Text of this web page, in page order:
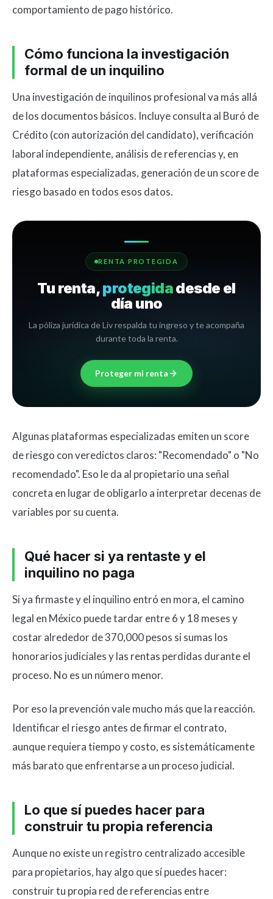
comportamiento de pago histórico.
Cómo funciona la investigación
formal de un inquilino
Una investigación de inquilinos profesional va más allá
de los documentos básicos. Incluye consulta al Buró de
Crédito (con autorización del candidato), verificación
laboral independiente, análisis de referencias y, en
plataformas especializadas, generación de un score de
riesgo basado en todos esos datos.
RENTA PROTEGIDA
Tu renta,protegidadesde el
día uno
La póliza jurídica de Liv respalda tu ingreso y te acompaña
durante toda la renta.
Proteger mi renta
Algunas plataformas especializadas emiten un score
de riesgo con veredictos claros: "Recomendado" o "No
recomendado". Eso le da al propietario una señal
concreta en lugar de obligarlo a interpretar decenas de
variables por su cuenta.
Qué hacer si ya rentaste y el
inquilino no paga
Si ya firmaste y el inquilino entró en mora, el camino
legal en México puede tardar entre 6 y 18 meses y
costar alrededor de 370,000 pesos si sumas los
honorarios judiciales y las rentas perdidas durante el
proceso. No es un número menor.
Por eso la prevención vale mucho más que la reacción.
Identificar el riesgo antes de firmar el contrato,
aunque requiera tiempo y costo, es sistemáticamente
más barato que enfrentarse a un proceso judicial.
Lo que sí puedes hacer para
construir tu propia referencia
Aunque no existe un registro centralizado accesible
para propietarios, hay algo que sí puedes hacer:
construir tu propia red de referencias entre